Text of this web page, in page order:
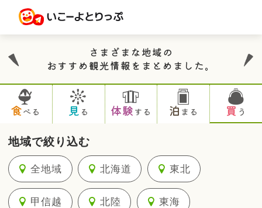
さまざまな地域の
おすすめ観光情報をまとめました。
食べる 見 る 体験する 泊 まる 買う
地域で絞り込む
全地域 北海道 東北
甲信越 北陸 東海